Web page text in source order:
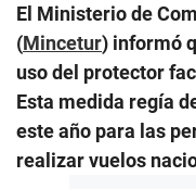
El Ministerio de
(Mincetur) informó
uso del protector
Esta medida regía
este año para las
realizar vuelos